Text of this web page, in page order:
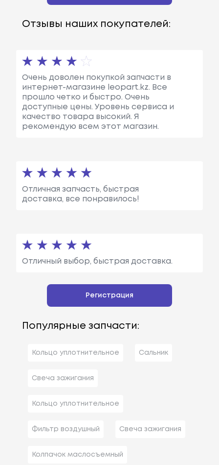
Отзывы наших покупателей:
Очень доволен покупкой запчасти в
интернет-магазине leopart.kz. Все
прошло четко и быстро. Очень
доступные цены. Уровень сервиса и
качество товара высокий. Я
рекомендую всем этот магазин.
Отличная запчасть, быстрая
доставка, все понравилось!
Отличный выбор, быстрая доставка.
Регистрация
Популярные запчасти:
Кольцо уплотнительное Сальник
Свеча зажигания
Кольцо уплотнительное
Фильтр воздушный Свеча зажигания
Колпачок маслосъемный